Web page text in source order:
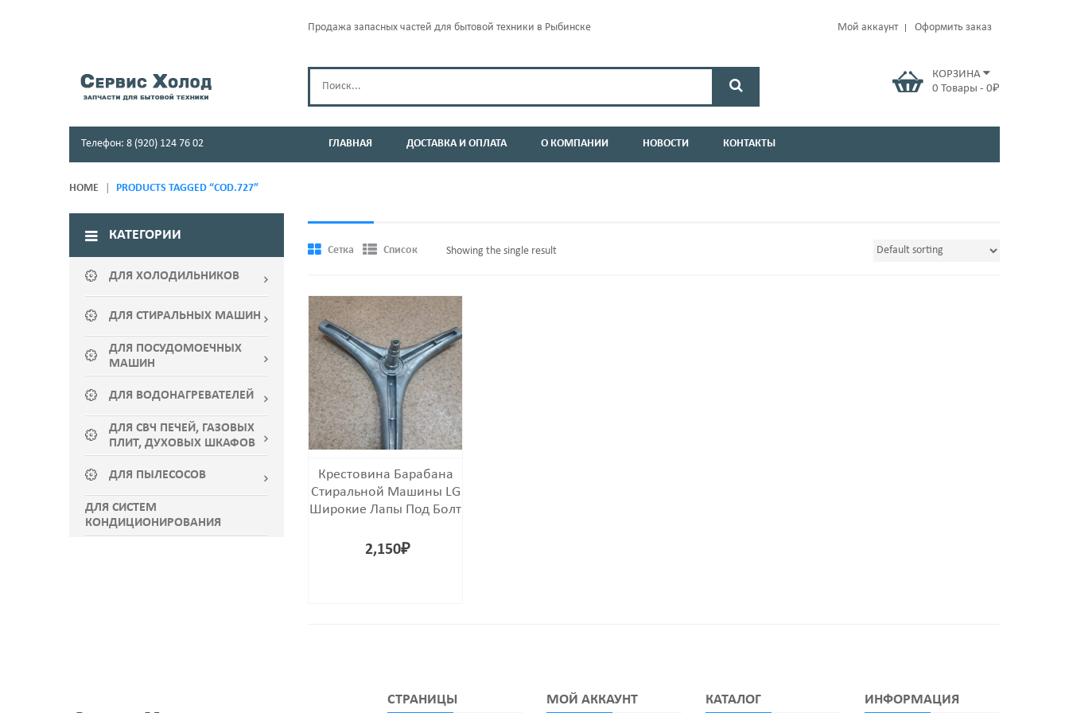
Продажа запасных частей для бытовой техники в Рыбинске Мой аккаунт Оформить заказ
КОРЗИНА
0 Товары - 0₽
Телефон: 8 (920) 124 76 02 ГЛАВНАЯ ДОСТАВКА И ОПЛАТА О КОМПАНИИ НОВОСТИ КОНТАКТЫ
HOME PRODUCTS TAGGED “COD.727”
Сетка Список Showing the single result
Крестовина Барабана
Стиральной Машины LG
Широкие Лапы Под Болт
2,150₽
КАТЕГОРИИ
ДЛЯ ХОЛОДИЛЬНИКОВ
ДЛЯ СТИРАЛЬНЫХ МАШИН
ДЛЯ ПОСУДОМОЕЧНЫХ
МАШИН
ДЛЯ ВОДОНАГРЕВАТЕЛЕЙ
ДЛЯ СВЧ ПЕЧЕЙ, ГАЗОВЫХ
ПЛИТ, ДУХОВЫХ ШКАФОВ
ДЛЯ ПЫЛЕСОСОВ
ДЛЯ СИСТЕМ
КОНДИЦИОНИРОВАНИЯ
СТРАНИЦЫ МОЙ АККАУНТ КАТАЛОГ ИНФОРМАЦИЯ